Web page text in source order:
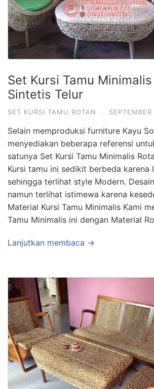
Set Kursi Tamu
Sintetis Telur
SET KURSI TAMU ROTAN ·
Selain memproduksi furniture Kayu
menyediakan beberapa referensi
satunya Set Kursi Tamu Minimalis
Kursi tamu ini sedikit berbeda karena
sehingga terlihat style Modern.
namun terlihat istimewa karena
Material Kursi Tamu Minimalis Kami
Tamu Minimalis ini dengan Material
Lanjutkan membaca →